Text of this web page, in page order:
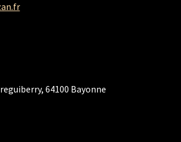
64100 Bayonne